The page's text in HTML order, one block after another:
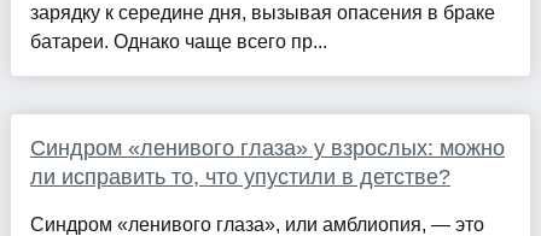
зарядку к середине дня, вызывая опасения в браке
батареи. Однако чаще всего пр...
Синдром «ленивого глаза» у взрослых: можно
ли исправить то, что упустили в детстве?
Синдром «ленивого глаза», или амблиопия, — это